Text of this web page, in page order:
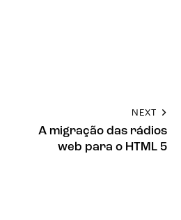
NEXT
A migração das rádios
web para o HTML 5